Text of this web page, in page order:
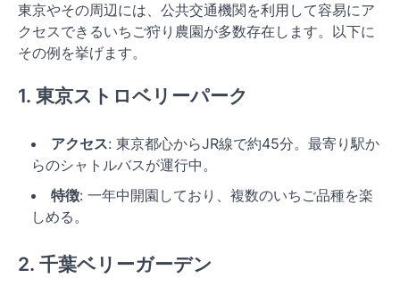
東京やその周辺には、公共交通機関を利用して容易にア
クセスできるいちご狩り農園が多数存在します。以下に
その例を挙げます。
1. 東京ストロベリーパーク
アクセス: 東京都心からJR線で約45分。最寄り駅か
らのシャトルバスが運行中。
特徴: 一年中開園しており、複数のいちご品種を楽
しめる。
2. 千葉ベリーガーデン